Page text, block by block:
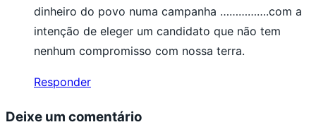
dinheiro do povo numa campanha …………….com a
intenção de eleger um candidato que não tem
nenhum compromisso com nossa terra.
Responder
Deixe um comentário